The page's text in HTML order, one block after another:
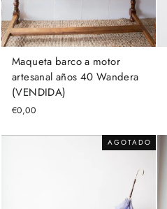
Maqueta barco a motor
artesanal años 40 Wandera
(VENDIDA)
€0,00
AGOTADO